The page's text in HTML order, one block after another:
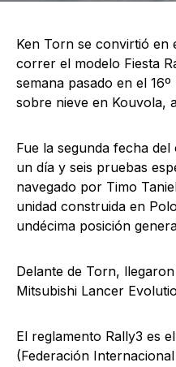
Ken Torn se convirtió
correr el modelo Fiesta
semana pasado en el
sobre nieve en Kouvola,
Fue la segunda fecha
un día y seis pruebas
navegado por Timo
unidad construida en
undécima posición
Delante de Torn,
Mitsubishi Lancer
El reglamento Rally3 es
(Federación